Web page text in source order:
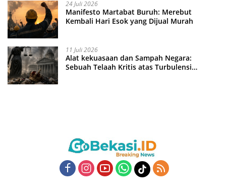
24 Juli 2026
Manifesto Martabat Buruh: Merebut
Kembali Hari Esok yang Dijual Murah
11 Juli 2026
Alat kekuasaan dan Sampah Negara:
Sebuah Telaah Kritis atas Turbulensi